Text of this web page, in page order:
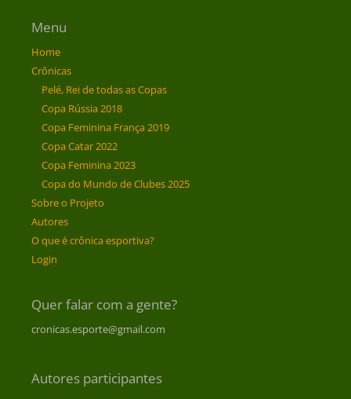
Menu
Home
Crônicas
Pelé, Rei de todas as Copas
Copa Rússia 2018
Copa Feminina França 2019
Copa Catar 2022
Copa Feminina 2023
Copa do Mundo de Clubes 2025
Sobre o Projeto
Autores
O que é crônica esportiva?
Login
Quer falar com a gente?
cronicas.esporte@gmail.com
Autores participantes